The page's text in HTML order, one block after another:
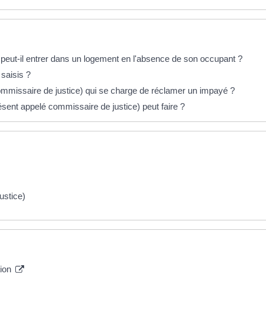
il entrer dans un logement en l'absence de son occupant ?
?
de justice) qui se charge de réclamer un impayé ?
appelé commissaire de justice) peut faire ?